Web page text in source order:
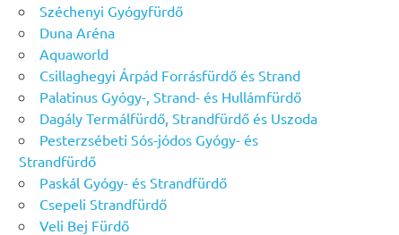
Széchenyi Gyógyfürdő
Duna Aréna
Aquaworld
Csillaghegyi Árpád Forrásfürdő és Strand
Palatinus Gyógy-, Strand- és Hullámfürdő
Dagály Termálfürdő, Strandfürdő és Uszoda
Pesterzsébeti Sós-jódos Gyógy- és
Strandfürdő
Paskál Gyógy- és Strandfürdő
Csepeli Strandfürdő
Veli Bej Fürdő